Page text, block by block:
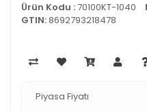
Ürün Kodu :70100KT-1040
GTIN:8692793218478
Piyasa Fiyatı